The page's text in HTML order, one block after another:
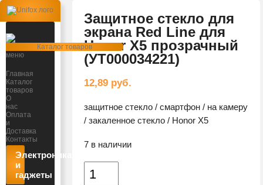
меню
Главная
Каталог
товаров
О
нас
Оплата
и
Доставка
Контакты
Электроника
и
гаджеты
Каталог товаров
Защитное стекло для
экрана Red Line для
Honor X5 прозрачный
(УТ000034221)
12,89 руб.
защитное стекло / смартфон / на камеру
/ закаленное стекло / Honor X5
7 в наличии
Количество
товара